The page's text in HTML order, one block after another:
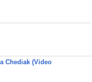
Chediak (Video